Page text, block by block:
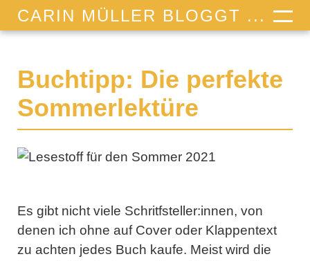
CARIN MÜLLER BLOGGT ...
Buchtipp: Die perfekte
Sommerlektüre
Es gibt nicht viele Schritfsteller:innen, von
denen ich ohne auf Cover oder Klappentext
zu achten jedes Buch kaufe. Meist wird die